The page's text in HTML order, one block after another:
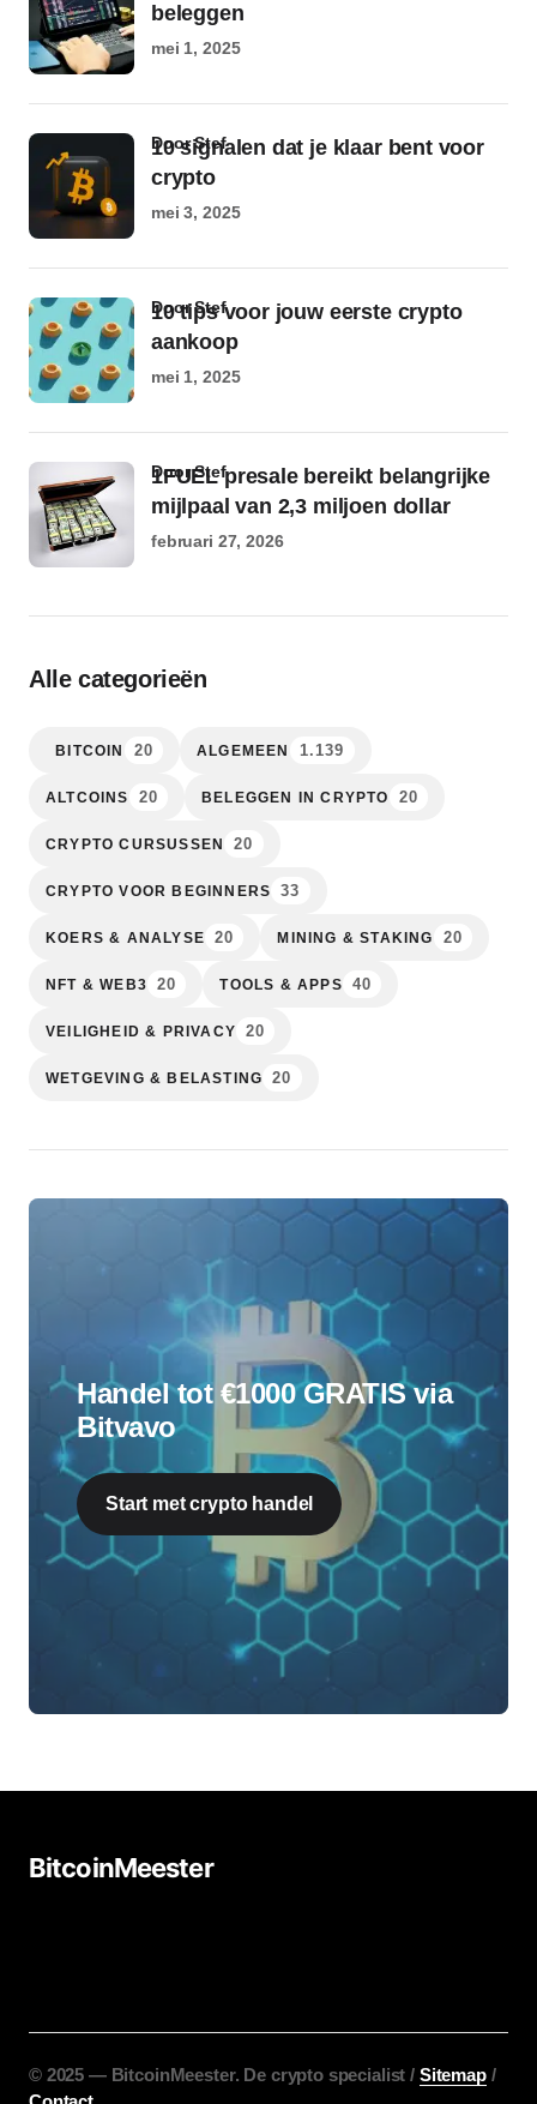
beleggen
mei 1, 2025
10 signalen dat je klaar bent voor
crypto
door Stef
mei 3, 2025
10 tips voor jouw eerste crypto
aankoop
door Stef
mei 1, 2025
1FUEL presale bereikt belangrijke
mijlpaal van 2,3 miljoen dollar
door Stef
februari 27, 2026
Alle categorieën
BITCOIN 20 ALGEMEEN 1.139
ALTCOINS 20 BELEGGEN IN CRYPTO 20
CRYPTO CURSUSSEN 20
CRYPTO VOOR BEGINNERS 33
KOERS & ANALYSE 20 MINING & STAKING 20
NFT & WEB3 20 TOOLS & APPS 40
VEILIGHEID & PRIVACY 20
WETGEVING & BELASTING 20
Handel tot €1000 GRATIS via
Bitvavo
Start met crypto handel
BitcoinMeester
©️ 2025 — BitcoinMeester. De crypto specialist / Sitemap/